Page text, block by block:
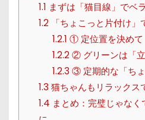
1.1 まずは「猫目線」でベ
1.2「ちょこっと片付け」
1.2.1 ① 定位置を決めて
1.2.2② グリーンは「立
1.2.3 ③ 定期的な「ち
1.3 猫ちゃんもリラックス
1.4 まとめ：完璧じゃな